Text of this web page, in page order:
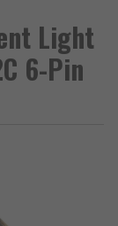
Light
6-Pin